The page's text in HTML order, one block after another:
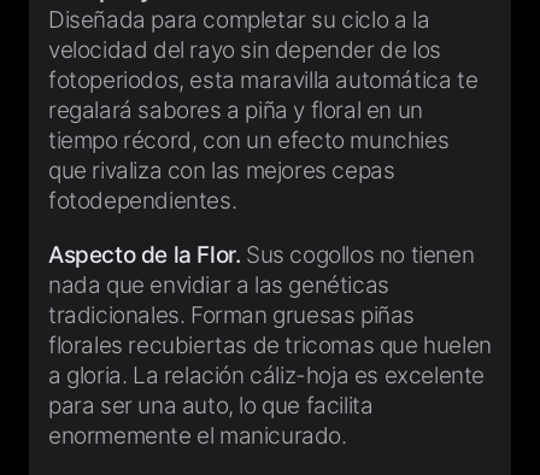
Diseñada para completar su ciclo a la
velocidad del rayo sin depender de los
fotoperiodos, esta maravilla automática te
regalará sabores a piña y floral en un
tiempo récord, con un efecto munchies
que rivaliza con las mejores cepas
fotodependientes.
Aspecto de la Flor. Sus cogollos no tienen
nada que envidiar a las genéticas
tradicionales. Forman gruesas piñas
florales recubiertas de tricomas que huelen
a gloria. La relación cáliz-hoja es excelente
para ser una auto, lo que facilita
enormemente el manicurado.